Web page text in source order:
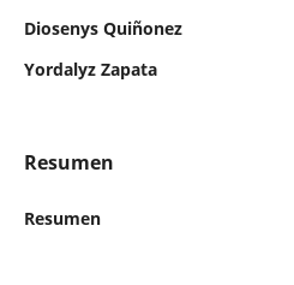
Diosenys Quiñonez
Yordalyz Zapata
Resumen
Resumen